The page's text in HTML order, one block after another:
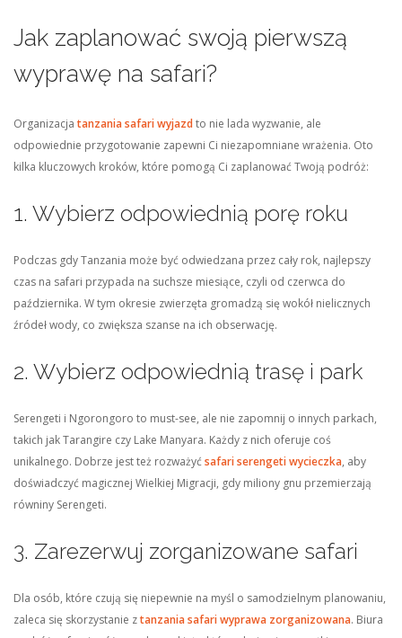
Jak zaplanować swoją pierwszą
wyprawę na safari?
Organizacja tanzania safari wyjazdto nie lada wyzwanie, ale
odpowiednie przygotowanie zapewni Ci niezapomniane wrażenia. Oto
kilka kluczowych kroków, które pomogą Ci zaplanować Twoją podróż:
1. Wybierz odpowiednią porę roku
Podczas gdy Tanzania może być odwiedzana przez cały rok, najlepszy
czas na safari przypada na suchsze miesiące, czyli od czerwca do
października. W tym okresie zwierzęta gromadzą się wokół nielicznych
źródeł wody, co zwiększa szanse na ich obserwację.
2. Wybierz odpowiednią trasę i park
Serengeti i Ngorongoro to must-see, ale nie zapomnij o innych parkach,
takich jak Tarangire czy Lake Manyara. Każdy z nich oferuje coś
unikalnego. Dobrze jest też rozważyćsafari serengeti wycieczka, aby
doświadczyć magicznej Wielkiej Migracji, gdy miliony gnu przemierzają
równiny Serengeti.
3. Zarezerwuj zorganizowane safari
Dla osób, które czują się niepewnie na myśl o samodzielnym planowaniu,
zaleca się skorzystanie ztanzania safari wyprawa zorganizowana. Biura